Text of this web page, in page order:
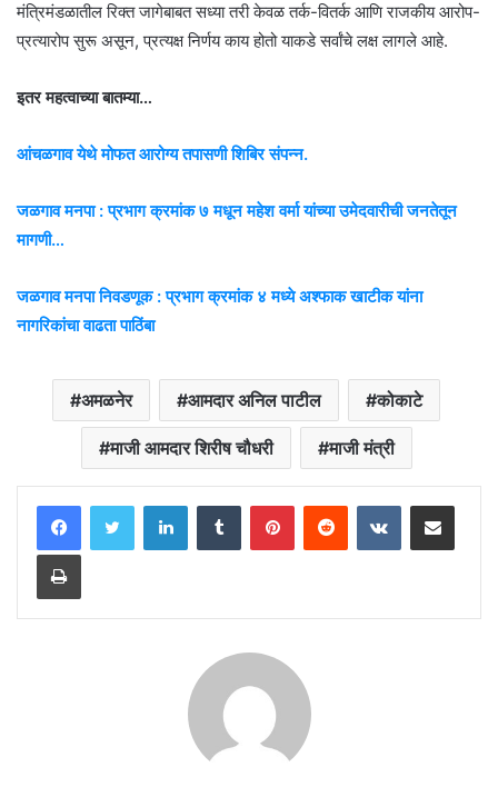
मंत्रिमंडळातील रिक्त जागेबाबत सध्या तरी केवळ तर्क-वितर्क आणि राजकीय आरोप-
प्रत्यारोप सुरू असून, प्रत्यक्ष निर्णय काय होतो याकडे सर्वांचे लक्ष लागले आहे.
इतर महत्वाच्या बातम्या…
आंचळगाव येथे मोफत आरोग्य तपासणी शिबिर संपन्न.
जळगाव मनपा : प्रभाग क्रमांक ७ मधून महेश वर्मा यांच्या उमेदवारीची जनतेतून
मागणी…
जळगाव मनपा निवडणूक : प्रभाग क्रमांक ४ मध्ये अश्फाक खाटीक यांना
नागरिकांचा वाढता पाठिंबा
अमळनेर आमदार अनिल पाटील कोकाटे
माजी आमदार शिरीष चौधरी माजी मंत्री
LinkedInTumblr PinterestReddit VKontakteShare via Email
Print